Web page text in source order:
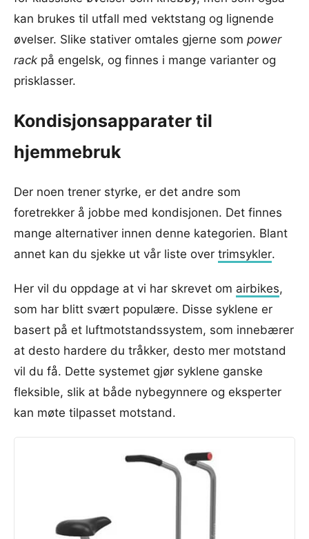
kan brukes til utfall med vektstang og lignende
øvelser. Slike stativer omtales gjerne som power
rack på engelsk, og finnes i mange varianter og
prisklasser.
Kondisjonsapparater til
hjemmebruk
Der noen trener styrke, er det andre som
foretrekker å jobbe med kondisjonen. Det finnes
mange alternativer innen denne kategorien. Blant
annet kan du sjekke ut vår liste over trimsykler.
Her vil du oppdage at vi har skrevet om airbikes,
som har blitt svært populære. Disse syklene er
basert på et luftmotstandssystem, som innebærer
at desto hardere du tråkker, desto mer motstand
vil du få. Dette systemet gjør syklene ganske
fleksible, slik at både nybegynnere og eksperter
kan møte tilpasset motstand.